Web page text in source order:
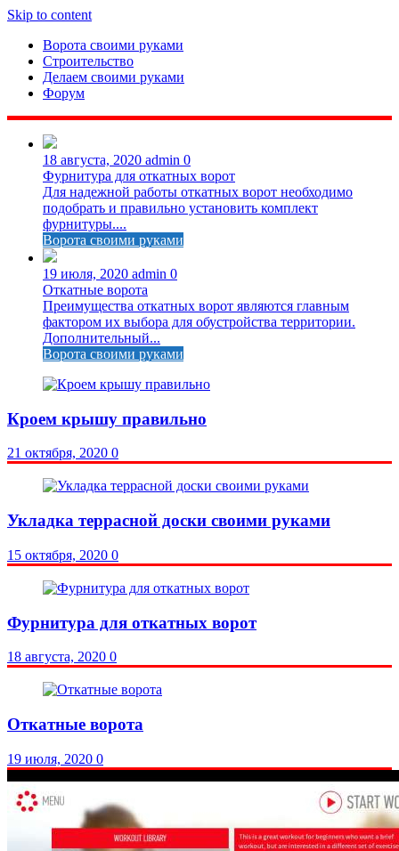
Skip to content
Ворота своими руками
Строительство
Делаем своими руками
Форум
18 августа, 2020 admin 0
Фурнитура для откатных ворот
Для надежной работы откатных ворот необходимо
подобрать и правильно установить комплект
фурнитуры....
Ворота своими руками
19 июля, 2020 admin 0
Откатные ворота
Преимущества откатных ворот являются главным
фактором их выбора для обустройства территории.
Дополнительный...
Ворота своими руками
Кроем крышу правильно
21 октября, 2020 0
Укладка террасной доски своими руками
15 октября, 2020 0
Фурнитура для откатных ворот
18 августа, 2020 0
Откатные ворота
19 июля, 2020 0